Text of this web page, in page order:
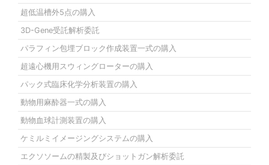
超低温槽外5点の購入
3D-Gene受託解析委託
パラフィン包埋ブロック作成装置一式の購入
超遠心機用スウィングローターの購入
パック式臨床化学分析装置の購入
動物用麻酔器一式の購入
動物血球計測装置の購入
ケミルミイメージングシステムの購入
エクソソームの精製及びショットガン解析委託